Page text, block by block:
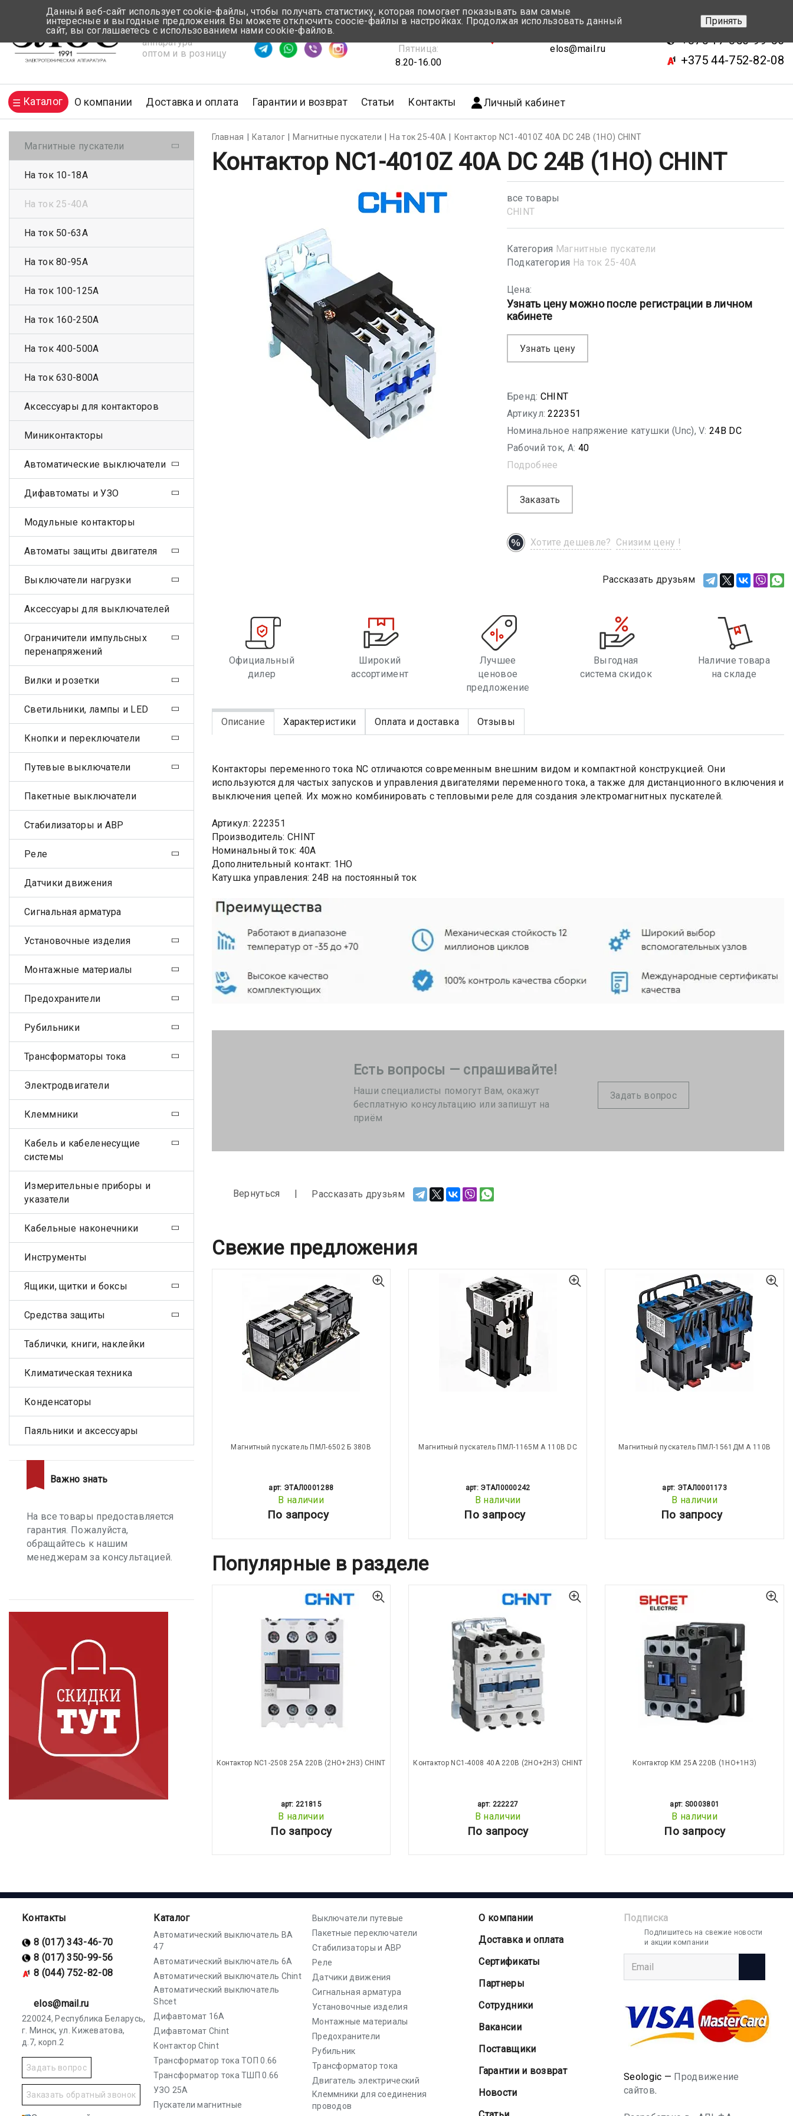
Электротехническая
аппаратура
оптом и в розницу
Время ответа ≈ 5 мин
Понедельник-Четверг:
Пятница:
8.20-16.00
elos@mail.ru
+375 17-343-46-70
+375 17-350-99-56
+375 44-752-82-08
Каталог О компании Доставка и оплата Гарантии и возврат Статьи Контакты Личный кабинет
Главная Каталог Магнитные пускатели На ток 25-40А Контактор NC1-4010Z 40A DC 24В (1НО) CHINT
Контактор NC1-4010Z 40A DC 24В (1НО) CHINT
все товары
CHINT
Категория Магнитные пускатели
Подкатегория На ток 25-40А
Цена:
Узнать цену можно после регистрации в личном
кабинете
Узнать цену
Бренд: CHINT
Артикул: 222351
Номинальное напряжение катушки (Unc), V: 24В DC
Рабочий ток, A: 40
Подробнее
Заказать
Хотите дешевле? Снизим цену !
Рассказать друзьям
Официальный
дилер
Широкий
ассортимент
Лучшее
ценовое
предложение
Выгодная
система скидок
Наличие товара
на складе
Описание Характеристики Оплата и доставка Отзывы
Контакторы переменного тока NC отличаются современным внешним видом и компактной конструкцией. Они
используются для частых запусков и управления двигателями переменного тока, а также для дистанционного включения и
выключения цепей. Их можно комбинировать с тепловыми реле для создания электромагнитных пускателей.
Артикул: 222351
Производитель: CHINT
Номинальный ток: 40А
Дополнительный контакт: 1НО
Катушка управления: 24В на постоянный ток
Есть вопросы — спрашивайте!
Наши специалисты помогут Вам, окажут
бесплатную консультацию или запишут на
приём
Задать вопрос
Вернуться Рассказать друзьям
Свежие предложения
Магнитный пускатель ПМЛ-6502 Б 380В
арт: ЭТАЛ0001288
В наличии
По запросу
Магнитный пускатель ПМЛ-1165М А 110В DC
арт: ЭТАЛ0000242
В наличии
По запросу
Магнитный пускатель ПМЛ-1561ДМ А 110В
арт: ЭТАЛ0001173
В наличии
По запросу
Популярные в разделе
Контактор NC1-2508 25A 220В (2НО+2НЗ) CHINT
арт: 221815
В наличии
По запросу
Контактор NC1-4008 40A 220В (2НО+2НЗ) CHINT
арт: 222227
В наличии
По запросу
Контактор КМ 25А 220В (1НО+1НЗ)
арт: S0003801
В наличии
По запросу
Магнитные пускатели
На ток 10-18А
На ток 25-40А
На ток 50-63А
На ток 80-95А
На ток 100-125А
На ток 160-250А
На ток 400-500А
На ток 630-800А
Аксессуары для контакторов
Миниконтакторы
Автоматические выключатели
Дифавтоматы и УЗО
Модульные контакторы
Автоматы защиты двигателя
Выключатели нагрузки
Аксессуары для выключателей
Ограничители импульсных
перенапряжений
Вилки и розетки
Светильники, лампы и LED
Кнопки и переключатели
Путевые выключатели
Пакетные выключатели
Стабилизаторы и АВР
Реле
Датчики движения
Сигнальная арматура
Установочные изделия
Монтажные материалы
Предохранители
Рубильники
Трансформаторы тока
Электродвигатели
Клеммники
Кабель и кабеленесущие
системы
Измерительные приборы и
указатели
Кабельные наконечники
Инструменты
Ящики, щитки и боксы
Средства защиты
Таблички, книги, наклейки
Климатическая техника
Конденсаторы
Паяльники и аксессуары
Важно знать
На все товары предоставляется
гарантия. Пожалуйста,
обращайтесь к нашим
менеджерам за консультацией.
Контакты
8 (017) 343-46-70
8 (017) 350-99-56
8 (044) 752-82-08
elos@mail.ru
220024, Республика Беларусь,
г. Минск, ул. Кижеватова,
д.7, корп.2
Задать вопрос
Заказать обратный звонок
Подписка
Подпишитесь на свежие новости
и акции компании
Seologic — Продвижение
сайтов.
Каталог
Автоматический выключатель ВА
47
Автоматический выключатель 6А
Автоматический выключатель Chint
Автоматический выключатель
Shcet
Дифавтомат 16А
Дифавтомат Chint
Контактор Chint
Трансформатор тока ТОП 0.66
Трансформатор тока ТШП 0.66
УЗО 25А
Пускатели магнитные
Выключатели путевые
Пакетные переключатели
Стабилизаторы и АВР
Реле
Датчики движения
Сигнальная арматура
Установочные изделия
Монтажные материалы
Предохранители
Рубильник
Трансформатор тока
Двигатель электрический
Клеммники для соединения
проводов
О компании
Доставка и оплата
Cертификаты
Партнеры
Сотрудники
Вакансии
Поставщики
Гарантии и возврат
Новости
Данный веб-сайт использует cookie-файлы, чтобы получать статистику, которая помогает показывать вам самые
интересные и выгодные предложения. Вы можете отключить coocie-файлы в настройках. Продолжая использовать данный
сайт, вы соглашаетесь с использованием нами cookie-файлов.
Принять